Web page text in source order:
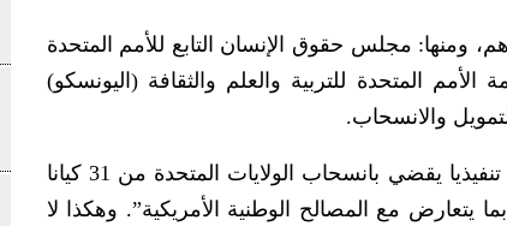
ومنها: مجلس حقوق الإنسان التابع للأمم المتحدة
الأمم المتحدة للتربية والعلم والثقافة (اليونسكو)
أما في ولايته الثانية والأخيرة، فقد وقع في 7 يناير (2026م) أمرا تنفيذيا يقضي بانسحاب الولايات المتحدة من 31 كيانا
أنها “تعمل بما يتعارض مع المصالح الوطنية الأمريكية”. وهكذا لا